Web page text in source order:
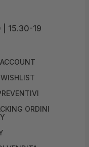
| 15.30-19
ACCOUNT
WISHLIST
ORDINI